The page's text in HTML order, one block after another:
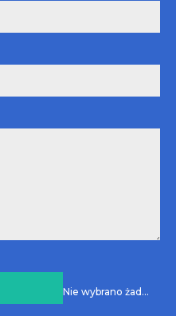
Nie wybrano żadnego pliku